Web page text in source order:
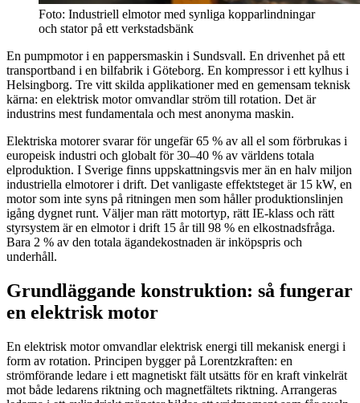
Foto: Industriell elmotor med synliga kopparlindningar
och stator på ett verkstadsbänk
En pumpmotor i en pappersmaskin i Sundsvall. En drivenhet på ett
transportband i en bilfabrik i Göteborg. En kompressor i ett kylhus i
Helsingborg. Tre vitt skilda applikationer med en gemensam teknisk
kärna: en elektrisk motor omvandlar ström till rotation. Det är
industrins mest fundamentala och mest anonyma maskin.
Elektriska motorer svarar för ungefär 65 % av all el som förbrukas i
europeisk industri och globalt för 30–40 % av världens totala
elproduktion. I Sverige finns uppskattningsvis mer än en halv miljon
industriella elmotorer i drift. Det vanligaste effektsteget är 15 kW, en
motor som inte syns på ritningen men som håller produktionslinjen
igång dygnet runt. Väljer man rätt motortyp, rätt IE-klass och rätt
styrsystem är en elmotor i drift 15 år till 98 % en elkostnadsfråga.
Bara 2 % av den totala ägandekostnaden är inköpspris och
underhåll.
Grundläggande konstruktion: så fungerar
en elektrisk motor
En elektrisk motor omvandlar elektrisk energi till mekanisk energi i
form av rotation. Principen bygger på Lorentzkraften: en
strömförande ledare i ett magnetiskt fält utsätts för en kraft vinkelrät
mot både ledarens riktning och magnetfältets riktning. Arrangeras